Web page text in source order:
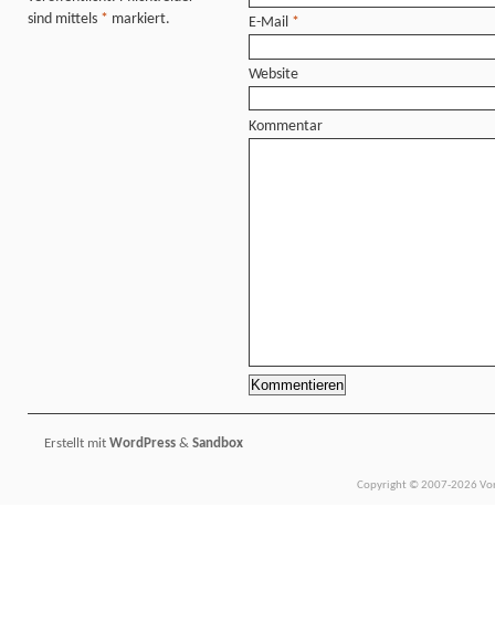
sind mittels * markiert. E-Mail *
Website
Kommentar
Erstellt mit WordPress & Sandbox
Copyright © 2007-2026